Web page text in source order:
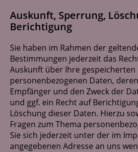
Auskunft, Sperrung,
Berichtigung
Sie haben im Rahmen der
Bestimmungen jederzeit das
Auskunft über Ihre gespeicherten
personenbezogenen Daten,
Empfänger und den Zweck der
und ggf. ein Recht auf
Löschung dieser Daten. Hierzu
Fragen zum Thema
Sie sich jederzeit unter der im
angegebenen Adresse an uns